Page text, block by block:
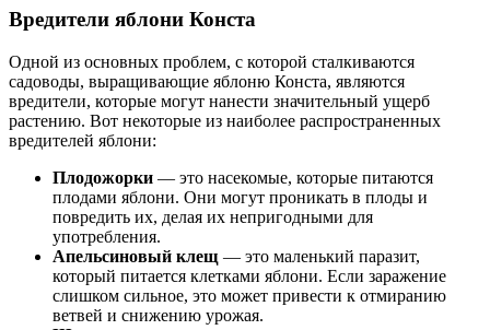
Вредители яблони Конста
Одной из основных проблем, с которой сталкиваются
садоводы, выращивающие яблоню Конста, являются
вредители, которые могут нанести значительный ущерб
растению. Вот некоторые из наиболее распространенных
вредителей яблони:
Плодожорки — это насекомые, которые питаются
плодами яблони. Они могут проникать в плоды и
повредить их, делая их непригодными для
употребления.
Апельсиновый клещ — это маленький паразит,
который питается клетками яблони. Если заражение
слишком сильное, это может привести к отмиранию
ветвей и снижению урожая.